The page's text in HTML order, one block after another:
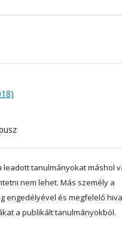
leadott tanulmányokat máshol
nem lehet. Más személy a
engedélyével és megfelelő
a publikált tanulmányokból.